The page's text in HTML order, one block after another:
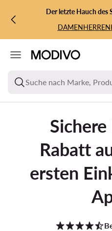
ZUM HAUPTINHALT
ZUR SUCHEDer letzte Hauch des
DAMENHERREN
Suche nach Marke,
Rabatt
ersten